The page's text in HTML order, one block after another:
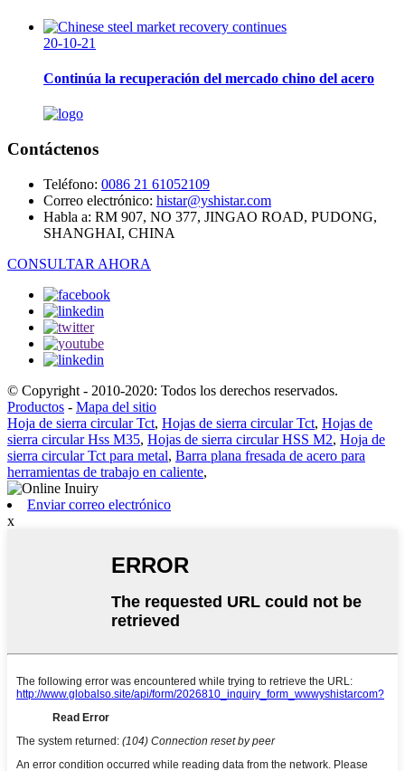
20-10-21
Continúa la recuperación del mercado chino del acero
Contáctenos
Teléfono: 0086 21 61052109
Correo electrónico: histar@yshistar.com
Habla a: RM 907, NO 377, JINGAO ROAD, PUDONG,
SHANGHAI, CHINA
CONSULTAR AHORA
© Copyright - 2010-2020: Todos los derechos reservados.
Productos - Mapa del sitio
Hoja de sierra circular Tct, Hojas de sierra circular Tct, Hojas de
sierra circular Hss M35, Hojas de sierra circular HSS M2, Hoja de
sierra circular Tct para metal, Barra plana fresada de acero para
herramientas de trabajo en caliente,
Enviar correo electrónico
x